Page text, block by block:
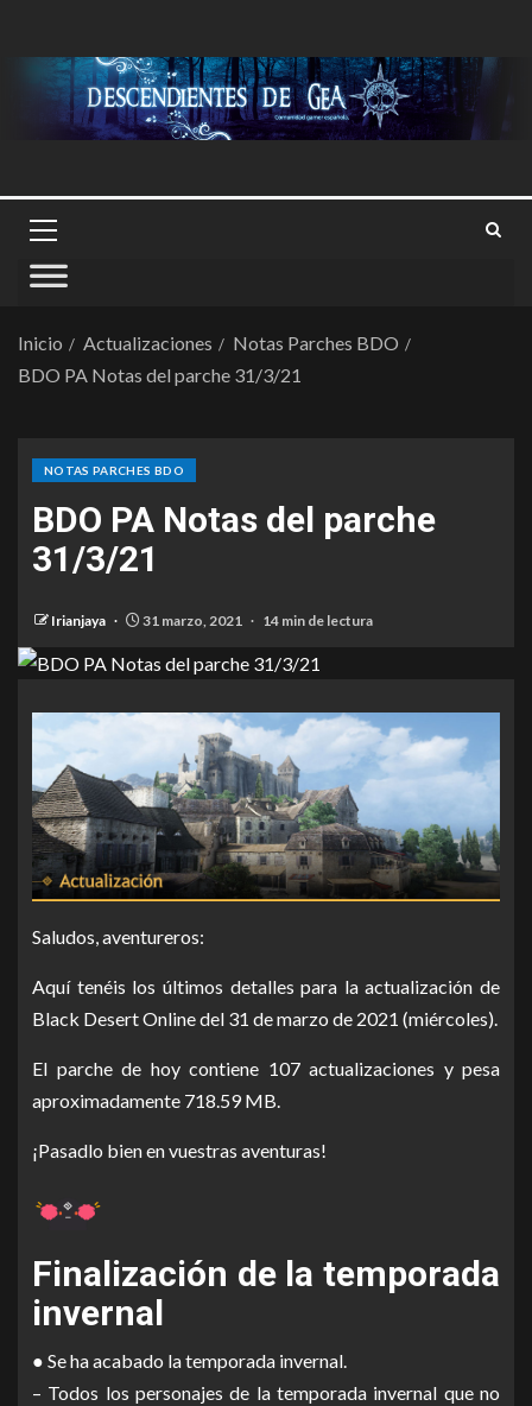
Inicio Actualizaciones
Notas Parches BDO
BDO PA Notas del parche 31/3/21
NOTAS PARCHES BDO
BDO PA Notas del parche
31/3/21
Irianjaya 31 marzo, 2021 14 min de lectura
Saludos, aventureros:
Aquí tenéis los últimos detalles para la actualización de
Black Desert Online del 31 de marzo de 2021 (miércoles).
El parche de hoy contiene 107 actualizaciones y pesa
aproximadamente 718.59 MB.
¡Pasadlo bien en vuestras aventuras!
Finalización de la temporada
invernal
● Se ha acabado la temporada invernal.
– Todos los personajes de la temporada invernal que no